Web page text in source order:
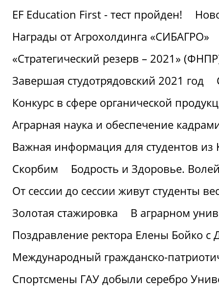
EF Education First - тест пройден!
Награды от Агрохолдинга «СИБАГРО»
«Стратегический резерв – 2021»
Завершая студотрядовский 2021 год
Конкурс в сфере органической
Аграрная наука и обеспечение
Важная информация для студентов из
Скорбим
Бодрость и Здоровье.
От сессии до сессии живут студенты
Золотая стажировка
В аграрном
Поздравление ректора Елены Бойко с
Международный гражданско-
Спортсмены ГАУ добыли серебро